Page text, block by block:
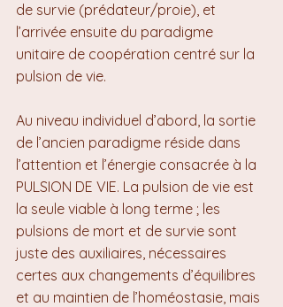
de survie (prédateur/proie), et
l’arrivée ensuite du paradigme
unitaire de coopération centré sur la
pulsion de vie.
Au niveau individuel d’abord, la sortie
de l’ancien paradigme réside dans
l’attention et l’énergie consacrée à la
PULSION DE VIE. La pulsion de vie est
la seule viable à long terme ; les
pulsions de mort et de survie sont
juste des auxiliaires, nécessaires
certes aux changements d’équilibres
et au maintien de l’homéostasie, mais